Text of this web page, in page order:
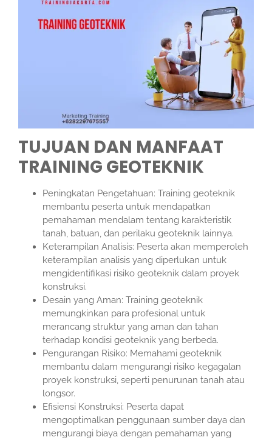
TUJUAN DAN MANFAAT
TRAINING GEOTEKNIK
Peningkatan Pengetahuan: Training geoteknik
membantu peserta untuk mendapatkan
pemahaman mendalam tentang karakteristik
tanah, batuan, dan perilaku geoteknik lainnya.
Keterampilan Analisis: Peserta akan memperoleh
keterampilan analisis yang diperlukan untuk
mengidentifikasi risiko geoteknik dalam proyek
konstruksi.
Desain yang Aman: Training geoteknik
memungkinkan para profesional untuk
merancang struktur yang aman dan tahan
terhadap kondisi geoteknik yang berbeda.
Pengurangan Risiko: Memahami geoteknik
membantu dalam mengurangi risiko kegagalan
proyek konstruksi, seperti penurunan tanah atau
longsor.
Efisiensi Konstruksi: Peserta dapat
mengoptimalkan penggunaan sumber daya dan
mengurangi biaya dengan pemahaman yang